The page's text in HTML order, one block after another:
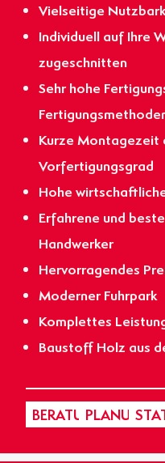
Vielseitige
Individuell auf Ihre
zugeschnitten
Sehr hohe
Kurze Montagezeit
Vorfertigungsgrad
Hohe
Erfahrene und
Handwerker
Hervorragendes
Moderner Fuhrpark
Komplettes
Baustoff Holz aus
BERATUNGPLANUNG